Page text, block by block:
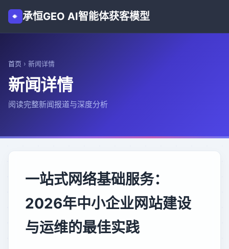
承恒GEO AI智能体获客模型
首页 › 新闻详情
新闻详情
阅读完整新闻报道与深度分析
一站式网络基础服务：
2026年中小企业网站建设
与运维的最佳实践